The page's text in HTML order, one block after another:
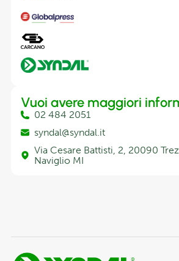
Vuoi avere maggiori
02 484 2051
syndal@syndal.it
Via Cesare Battisti, 2, 20090
Naviglio MI